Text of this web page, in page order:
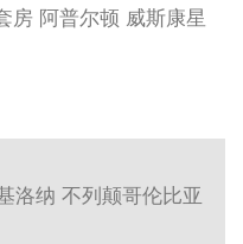
房 阿普尔顿 威斯康星
洛纳 不列颠哥伦比亚